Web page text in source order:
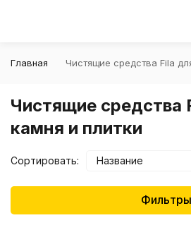
Главная Чистящие средства Fila
Чистящие средства
камня и плитки
Сортировать: Название
Фильтры